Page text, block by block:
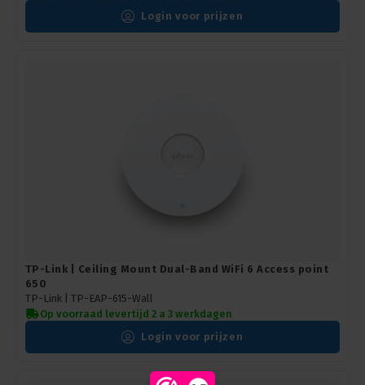
Login voor prijzen
TP-Link | Ceiling Mount Dual-Band WiFi 6 Access point
650
TP-Link | TP-EAP-615-Wall
Op voorraad levertijd 2 a 3 werkdagen
Login voor prijzen